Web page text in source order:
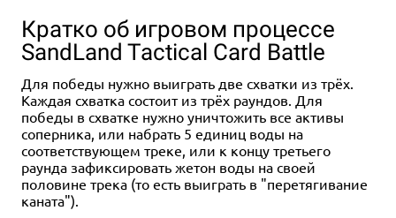
Кратко об игровом процессе
SandLand Tactical Card Battle
Для победы нужно выиграть две схватки из трёх.
Каждая схватка состоит из трёх раундов. Для
победы в схватке нужно уничтожить все активы
соперника, или набрать 5 единиц воды на
соответствующем треке, или к концу третьего
раунда зафиксировать жетон воды на своей
половине трека (то есть выиграть в "перетягивание
каната").